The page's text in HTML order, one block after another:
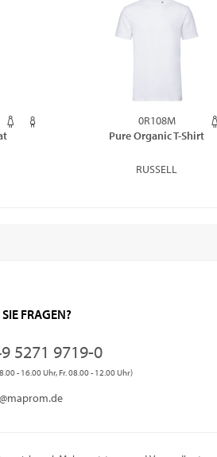
0R108M
Pure Organic T-Shirt
RUSSELL
FRAGEN?
5271 9719-0
- 16.00 Uhr, Fr. 08.00 - 12.00 Uhr)